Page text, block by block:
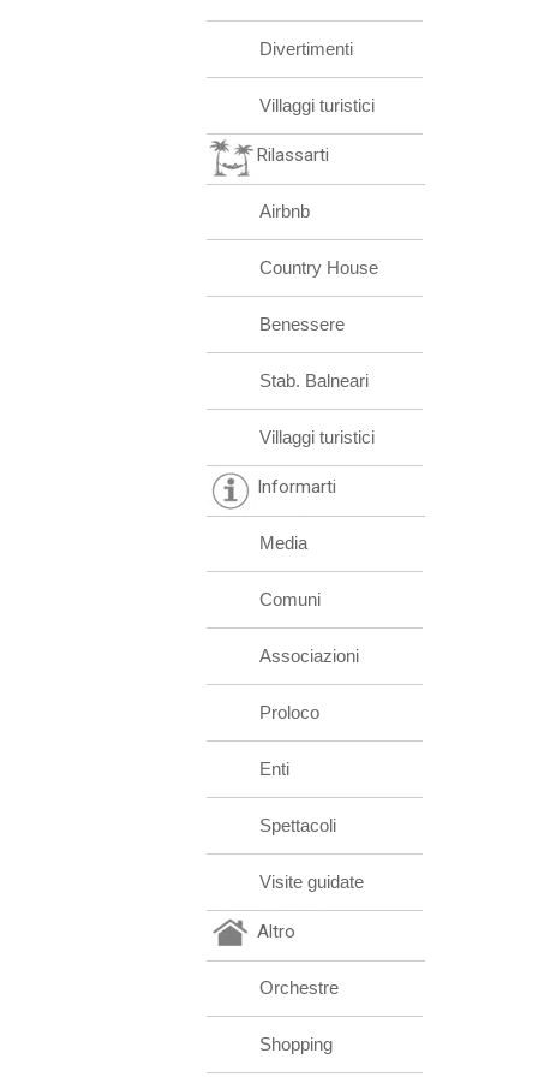
Divertimenti
Villaggi turistici
Rilassarti
Airbnb
Country House
Benessere
Stab. Balneari
Villaggi turistici
Informarti
Media
Comuni
Associazioni
Proloco
Enti
Spettacoli
Visite guidate
Altro
Orchestre
Shopping